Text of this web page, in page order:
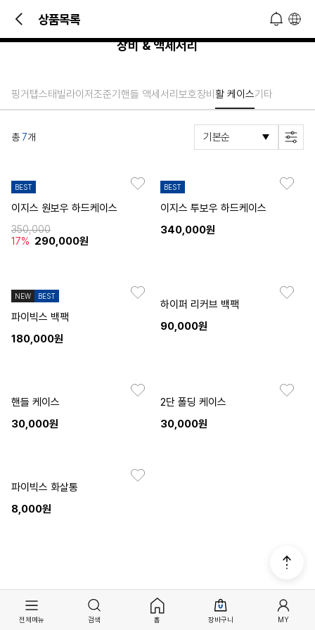
빠른 문의 및 소식 접하기!
오늘 하루 열지 않기
상품목록
장비 & 액세서리
핑거탭스태빌라이저조준기 핸들 액세서리 보호장비 활 케이스기타
총7개
BEST
이지스 원보우 하드케이스
350,000
17% 290,000원
BEST
이지스 투보우 하드케이스
340,000원
NEW BEST
파이빅스 백팩
180,000원
하이퍼 리커브 백팩
90,000원
핸들 케이스
30,000원
2단 폴딩 케이스
30,000원
파이빅스 화살통
8,000원
전체메뉴 검색 홈 장바구니 MY